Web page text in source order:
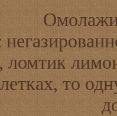
ломтик
то